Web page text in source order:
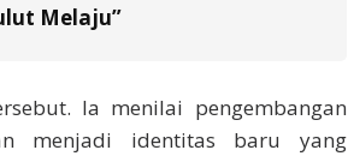
Melaju”
Ia menilai pengembangan
menjadi identitas baru yang